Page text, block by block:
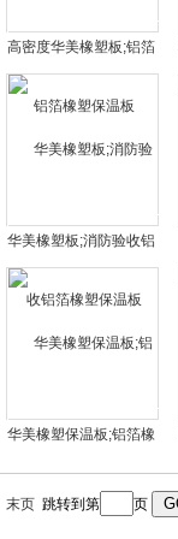
高密度华美橡塑板;铝箔
橡塑保温板
华美橡塑板;消防验收铝
箔橡塑保温板
华美橡塑保温板;铝箔橡
末页跳转到第 页